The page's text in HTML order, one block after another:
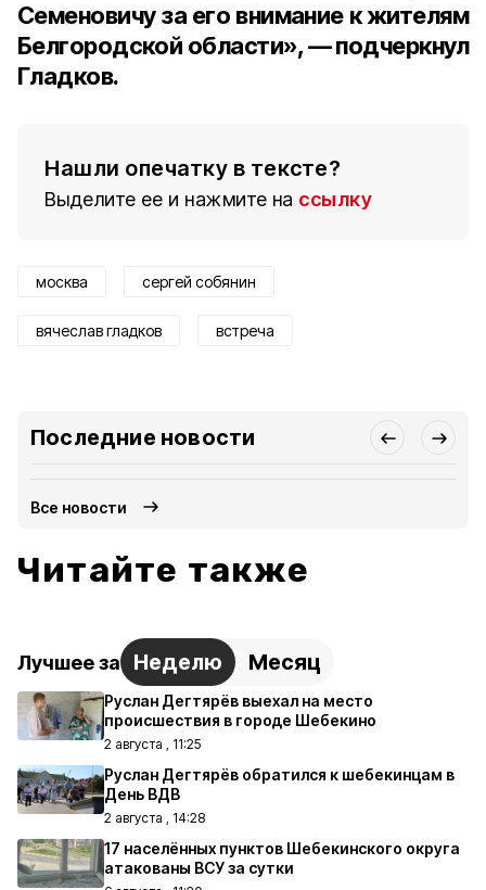
Семеновичу за его внимание к жителям
Белгородской области», — подчеркнул
Гладков.
Нашли опечатку в тексте?
Выделите ее и нажмите на ссылку
москва сергей собянин
вячеслав гладков встреча
Последние новости
Все новости
Читайте также
Лучшее за Неделю Месяц
Руслан Дегтярёв выехал на место
происшествия в городе Шебекино
2 августа , 11:25
Руслан Дегтярёв обратился к шебекинцам в
День ВДВ
2 августа , 14:28
17 населённых пунктов Шебекинского округа
атакованы ВСУ за сутки